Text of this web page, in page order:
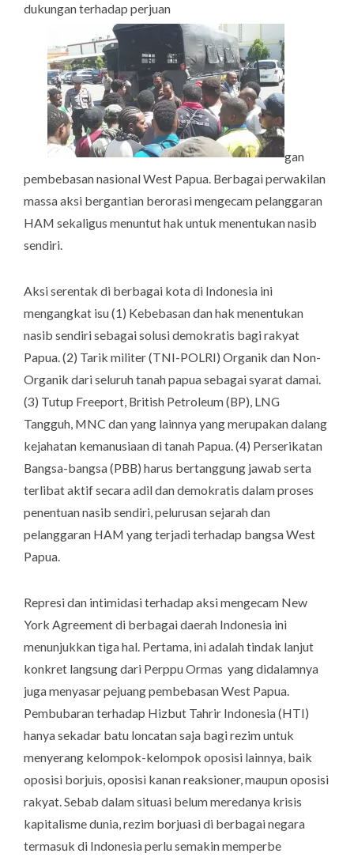
dukungan terhadap perjuan
gan
pembebasan nasional West Papua. Berbagai perwakilan
massa aksi bergantian berorasi mengecam pelanggaran
HAM sekaligus menuntut hak untuk menentukan nasib
sendiri.
Aksi serentak di berbagai kota di Indonesia ini
mengangkat isu (1) Kebebasan dan hak menentukan
nasib sendiri sebagai solusi demokratis bagi rakyat
Papua. (2) Tarik militer (TNI-POLRI) Organik dan Non-
Organik dari seluruh tanah papua sebagai syarat damai.
(3) Tutup Freeport, British Petroleum (BP), LNG
Tangguh, MNC dan yang lainnya yang merupakan dalang
kejahatan kemanusiaan di tanah Papua. (4) Perserikatan
Bangsa-bangsa (PBB) harus bertanggung jawab serta
terlibat aktif secara adil dan demokratis dalam proses
penentuan nasib sendiri, pelurusan sejarah dan
pelanggaran HAM yang terjadi terhadap bangsa West
Papua.
Represi dan intimidasi terhadap aksi mengecam New
York Agreementdi berbagai daerah Indonesia ini
menunjukkan tiga hal. Pertama, ini adalah tindak lanjut
konkret langsung dari Perppu Ormas yang didalamnya
juga menyasar pejuang pembebasan West Papua.
Pembubaran terhadap Hizbut Tahrir Indonesia (HTI)
hanya sekadar batu loncatan saja bagi rezim untuk
menyerang kelompok-kelompok oposisi lainnya, baik
oposisi borjuis, oposisi kanan reaksioner, maupun oposisi
rakyat. Sebab dalam situasi belum meredanya krisis
kapitalisme dunia, rezim borjuasi di berbagai negara
termasuk di Indonesia perlu semakin memperbe